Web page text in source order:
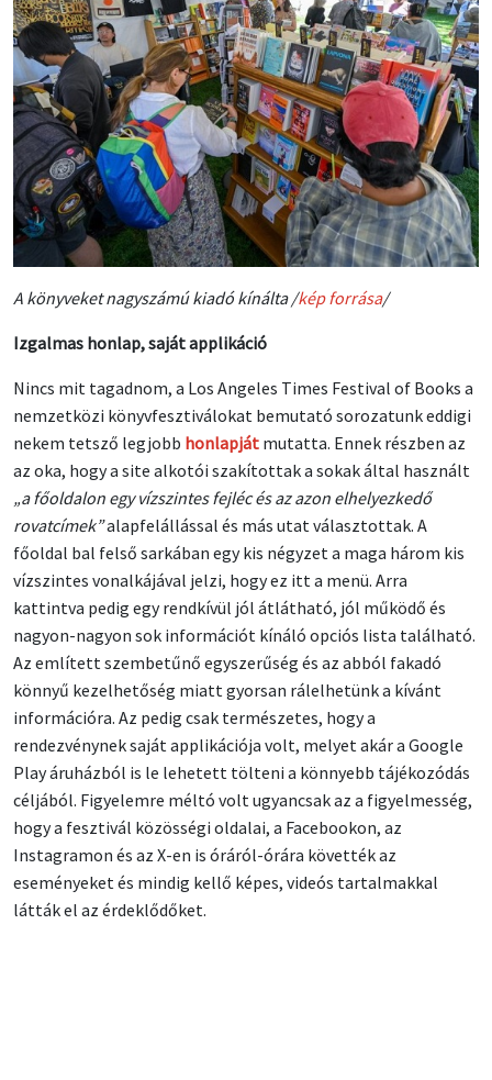
A könyveket nagyszámú kiadó kínálta /kép forrása/
Izgalmas honlap, saját applikáció
Nincs mit tagadnom, a Los Angeles Times Festival of Books a
nemzetközi könyvfesztiválokat bemutató sorozatunk eddigi
nekem tetsző legjobb honlapját mutatta. Ennek részben az
az oka, hogy a site alkotói szakítottak a sokak által használt
„a főoldalon egy vízszintes fejléc és az azon elhelyezkedő
rovatcímek”alapfelállással és más utat választottak. A
főoldal bal felső sarkában egy kis négyzet a maga három kis
vízszintes vonalkájával jelzi, hogy ez itt a menü. Arra
kattintva pedig egy rendkívül jól átlátható, jól működő és
nagyon-nagyon sok információt kínáló opciós lista található.
Az említett szembetűnő egyszerűség és az abból fakadó
könnyű kezelhetőség miatt gyorsan rálelhetünk a kívánt
információra. Az pedig csak természetes, hogy a
rendezvénynek saját applikációja volt, melyet akár a Google
Play áruházból is le lehetett tölteni a könnyebb tájékozódás
céljából. Figyelemre méltó volt ugyancsak az a figyelmesség,
hogy a fesztivál közösségi oldalai, a Facebookon, az
Instagramon és az X-en is óráról-órára követték az
eseményeket és mindig kellő képes, videós tartalmakkal
látták el az érdeklődőket.